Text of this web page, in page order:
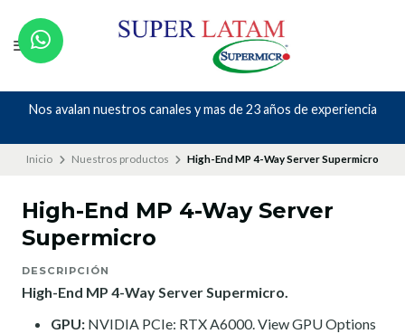
Nos avalan nuestros canales y mas de 23 años de experiencia
Inicio Nuestros productos High-End MP 4-Way Server Supermicro
High-End MP 4-Way Server
Supermicro
DESCRIPCIÓN
High-End MP 4-Way Server Supermicro.
GPU: NVIDIA PCIe: RTX A6000.View GPU Options